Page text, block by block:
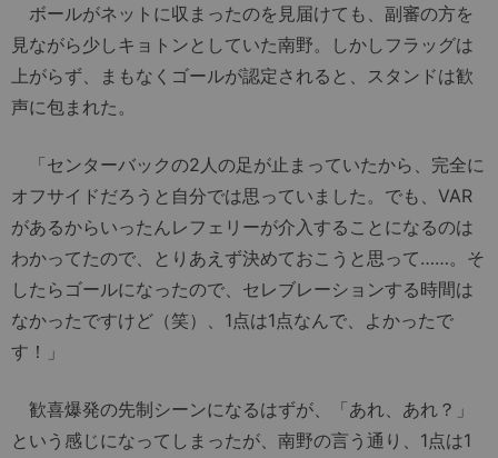
ボールがネットに収まったのを見届けても、副審の方を
見ながら少しキョトンとしていた南野。しかしフラッグは
上がらず、まもなくゴールが認定されると、スタンドは歓
声に包まれた。
「センターバックの2人の足が止まっていたから、完全に
オフサイドだろうと自分では思っていました。でも、VAR
があるからいったんレフェリーが介入することになるのは
わかってたので、とりあえず決めておこうと思って……。そ
したらゴールになったので、セレブレーションする時間は
なかったですけど（笑）、1点は1点なんで、よかったで
す！」
歓喜爆発の先制シーンになるはずが、「あれ、あれ？」
という感じになってしまったが、南野の言う通り、1点は1